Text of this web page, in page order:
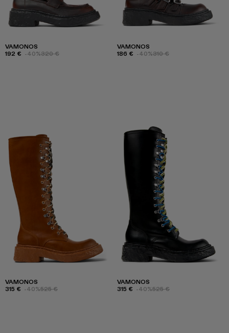
VAMONOS
192 € -40%320 €
VAMONOS
186 € -40%310 €
VAMONOS
315 € -40%525 €
VAMONOS
315 € -40%525 €